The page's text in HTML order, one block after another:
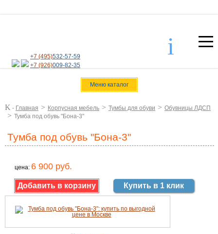
+7 (495)532-57-59
+7 (926)009-82-35
i
Меню каталог
K - Главная > Корпусная мебель > Тумбы для обуви > Обувницы ЛДСП
> Тумба под обувь "Бона-3"
Тумба под обувь "Бона-3"
цена: 6 900 руб.
Купить в 1 клик